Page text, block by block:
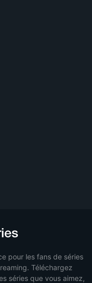
pour les fans de séries
Téléchargez
séries que vous aimez,